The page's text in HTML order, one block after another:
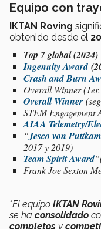
Equipo con
IKTAN Roving
obtenido desde el
Top 7 global (2024)
Ingenuity Award
Crash and Burn
Overall Winner
Overall Winner
STEM Engagement
AIAA Telemetry/
“Jesco von
2017 y 2019)
Team Spirit Award
Frank Joe Sexton
"El equipo IKTAN
se ha consolidado
completos y